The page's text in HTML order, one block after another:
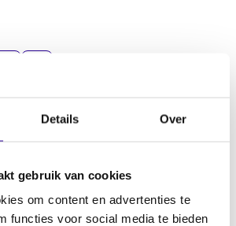
Details Over
gebruik van cookies
om content en advertenties te
functies voor social media te bieden